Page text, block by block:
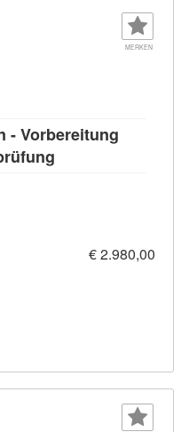
MERKEN
- Vorbereitung
€ 2.980,00